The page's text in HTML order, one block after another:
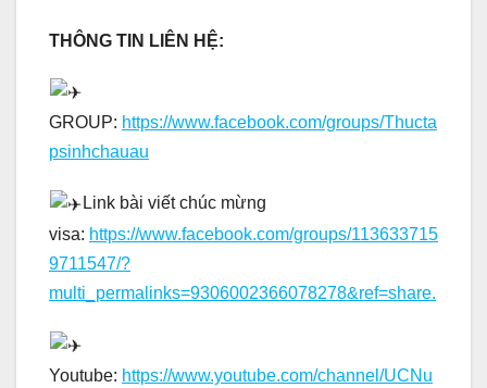
THÔNG TIN LIÊN HỆ:
GROUP: https://www.facebook.com/groups/Thucta
psinhchauau
Link bài viết chúc mừng
visa: https://www.facebook.com/groups/113633715
9711547/?
multi_permalinks=9306002366078278&ref=share.
Youtube: https://www.youtube.com/channel/UCNu